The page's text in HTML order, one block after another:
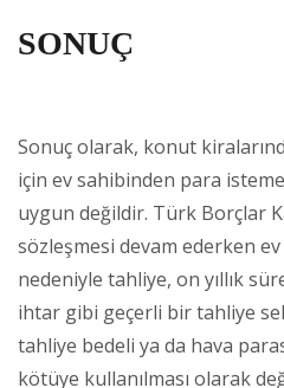
SONUÇ
Sonuç olarak, konut
için ev sahibinden para
uygun değildir. Türk Borçlar
sözleşmesi devam ederken
nedeniyle tahliye, on yıllık
ihtar gibi geçerli bir tahliye
tahliye bedeli ya da hava
kötüye kullanılması olarak